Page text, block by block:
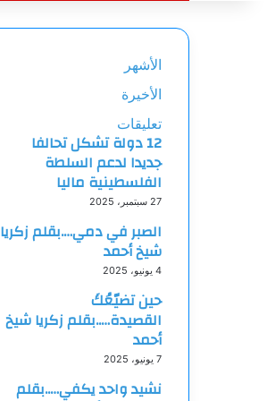
الأشهر
الأخيرة
تعليقات
12 دولة تشكل تحالفا
جديدا لدعم السلطة
الفلسطينية ماليا
27 سبتمبر، 2025
الصبر في دمي….بقلم زكريا
شيخ أحمد
4 يونيو، 2025
حين تضيّعُكَ
القصيدة…..بقلم زكريا شيخ
أحمد
7 يونيو، 2025
نشيد واحد يكفي…..بقلم